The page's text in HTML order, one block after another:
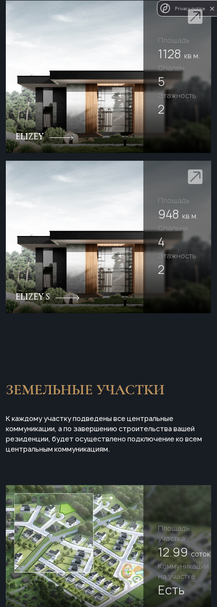
ELIZEY
Площадь
1128 кв м.
Cпален
5
Этажность
2
ELIZEY S
Площадь
948 кв м.
Cпальни
4
Этажность
2
ЗЕМЕЛЬНЫЕ УЧАСТКИ
К каждому участку подведены все центральные
коммуникации, а по завершению строительства вашей
резиденции, будет осуществлено подключение ко всем
центральным коммуникациям.
Площадь
участка
12.99соток
Коммуникации
на участке
Есть
Privacy notice